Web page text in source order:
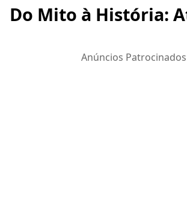
Do Mito à História:
Anúncios